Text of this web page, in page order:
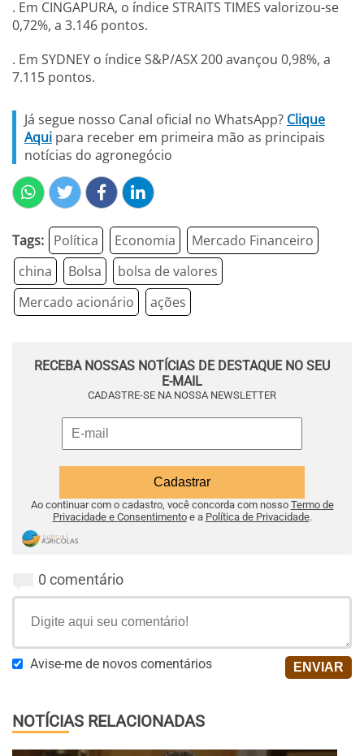
. Em CINGAPURA, o índice STRAITS TIMES valorizou-se
0,72%, a 3.146 pontos.
. Em SYDNEY o índice S&P/ASX 200 avançou 0,98%, a
7.115 pontos.
Já segue nosso Canal oficial no WhatsApp? Clique
Aqui para receber em primeira mão as principais
notícias do agronegócio
Tags: Política Economia
Mercado Financeiro
china
Bolsa
bolsa de valores
Mercado acionário
ações
RECEBA NOSSAS NOTÍCIAS DE DESTAQUE NO SEU
E-MAIL
CADASTRE-SE NA NOSSA NEWSLETTER
Ao continuar com o cadastro, você concorda com nosso Termo de
Privacidade e Consentimentoe a Política de Privacidade.
0 comentário
Avise-me de novos comentários
NOTÍCIAS RELACIONADAS